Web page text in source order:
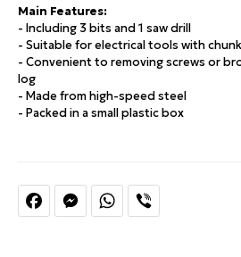
FacebookMessengerWhatsApp
Main Features:
- Including 3 bits and 1 saw drill
- Suitable for electrical tools with chunk
- Convenient to removing screws or
log
- Made from high-speed steel
- Packed in a small plastic box